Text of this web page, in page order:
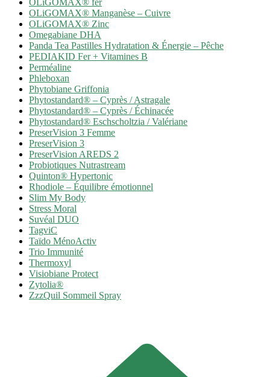
OLiGOMAX® fer
OLiGOMAX® Manganèse – Cuivre
OLiGOMAX® Zinc
Omegabiane DHA
Panda Tea Pastilles Hydratation & Énergie – Pêche
PEDIAKID Fer + Vitamines B
Perméaline
Phleboxan
Phytobiane Griffonia
Phytostandard® – Cyprès / Astragale
Phytostandard® – Cyprès / Échinacée
Phytostandard® Eschscholtzia / Valériane
PreserVision 3 Femme
PreserVision 3
PreserVision AREDS 2
Probiotiques Nutrastream
Quinton® Hypertonic
Rhodiole – Équilibre émotionnel
Slim My Body
Stress Moral
Suvéal DUO
TagviC
Taïdo MénoActiv
Trio Immunité
Thermoxyl
Visiobiane Protect
Zytolia®
ZzzQuil Sommeil Spray